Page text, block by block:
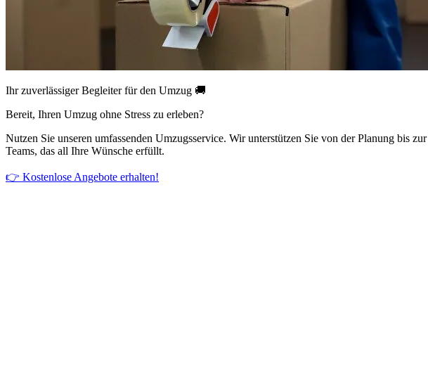
Ihr zuverlässiger Begleiter für den Umzug 🚚
Bereit, Ihren Umzug ohne Stress zu erleben?
Nutzen Sie unseren umfassenden Umzugsservice. Wir unterstützen Sie von der Planung bis
Teams, das all Ihre Wünsche erfüllt.
👉 Kostenlose Angebote erhalten!